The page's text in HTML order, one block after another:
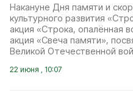
Накануне Дня памяти и
культурного развития
акция «Строка, опалённая
акция «Свеча памяти»,
Великой Отечественной
22 июня , 10:07